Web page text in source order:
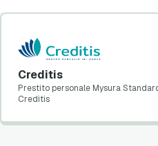
Creditis
Prestito personale Mysura
Creditis
M17